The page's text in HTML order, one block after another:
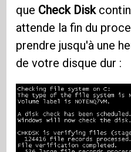
que Check Disk
attende la fin du
prendre jusqu'à une
de votre disque dur :